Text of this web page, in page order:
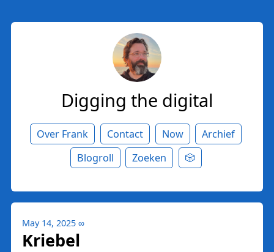
Digging the digital
Over Frank Contact Now
Archief
Blogroll
Zoeken 🎲
May 14, 2025 ∞
Kriebel